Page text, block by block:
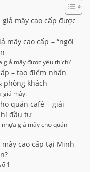
mây cao cấp được
mây cao cấp – “ngôi
giả mây được yêu thích?
– tạo điểm nhấn
phòng khách
giả mây:
quán café – giải
đầu tư
giả mây cho quán
cao cấp tại Minh
1